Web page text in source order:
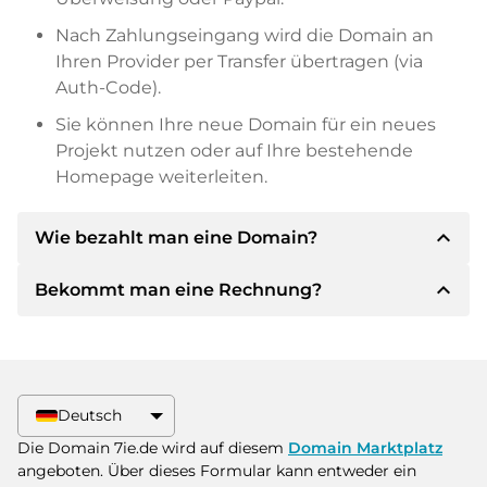
Nach Zahlungseingang wird die Domain an
Ihren Provider per Transfer übertragen (via
Auth-Code).
Sie können Ihre neue Domain für ein neues
Projekt nutzen oder auf Ihre bestehende
Homepage weiterleiten.
Wie bezahlt man eine Domain? expand_less
Nach einer Einigung wird der Inhaber Ihnen die
Zahlungsmethoden anbieten.
Bitte geben Sie bei der Überweisung immer
den Domainnamen und die
Bekommt man eine Rechnung? expand_less
größeren Kaufpreisen bekommen Sie auf
Wunsch auch einen zusätzlichen Kaufvertrag.
Deutsch
Die Domain 7ie.de wird auf diesem Domain Marktplatz
angeboten. Über dieses Formular kann entweder ein